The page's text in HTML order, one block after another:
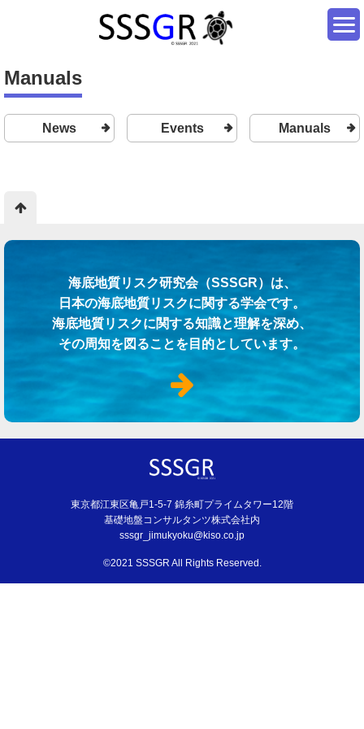
Manuals
News Events Manuals
海底地質リスク研究会（SSSGR）は、
日本の海底地質リスクに関する学会です。
海底地質リスクに関する知識と理解を深め、
その周知を図ることを目的としています。
東京都江東区亀戸1-5-7 錦糸町プライムタワー12階
基礎地盤コンサルタンツ株式会社内
sssgr_jimukyoku@kiso.co.jp
©2021 SSSGR All Rights Reserved.